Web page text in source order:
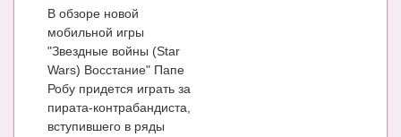
КОНКУРСЫ
СООБЩЕСТВА
БЛОГИ
БЕРЕМЕННОСТЬ
В обзоре новой
мобильной игры
"Звездные войны (Star
Wars) Восстание" Папе
Робу придется играть за
пирата-контрабандиста,
вступившего в ряды